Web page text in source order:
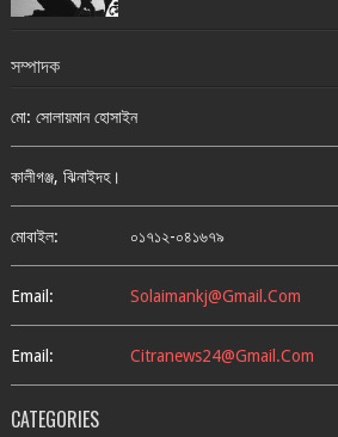
সম্পাদক
মো: সোলায়মান হোসাইন
কালীগঞ্জ, ঝিনাইদহ।
মোবাইল: ০১৭১২-০৪১৬৭৯
Email: Solaimankj@gmail.com
Email: Citranews24@gmail.com
CATEGORIES